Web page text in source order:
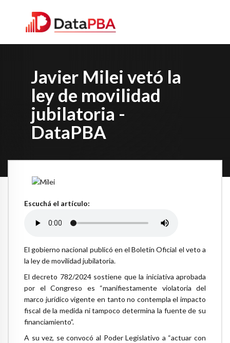
Javier Milei vetó la
ley de movilidad
jubilatoria -
DataPBA
Escuchá el artículo:
El gobierno nacional publicó en el Boletín Oficial el veto a
la ley de movilidad jubilatoria.
El decreto 782/2024 sostiene que la iniciativa aprobada
por el Congreso es “manifiestamente violatoria del
marco jurídico vigente en tanto no contempla el impacto
fiscal de la medida ni tampoco determina la fuente de su
financiamiento”.
A su vez, se convocó al Poder Legislativo a “actuar con